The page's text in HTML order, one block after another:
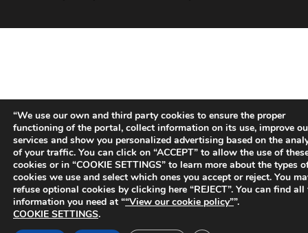
“We use our own and third party cookies to ensure the proper
functioning of the portal, collect information on its use, improve
services and show you personalized advertising based on the
of your traffic. You can click on “ACCEPT” to allow the use of
cookies or in “COOKIE SETTINGS” to learn more about the types
cookies we use and select which ones you accept or reject. You
refuse optional cookies by clicking here “REJECT”. You can find all
information you need at ““View our cookie policy””.
COOKIE SETTINGS.